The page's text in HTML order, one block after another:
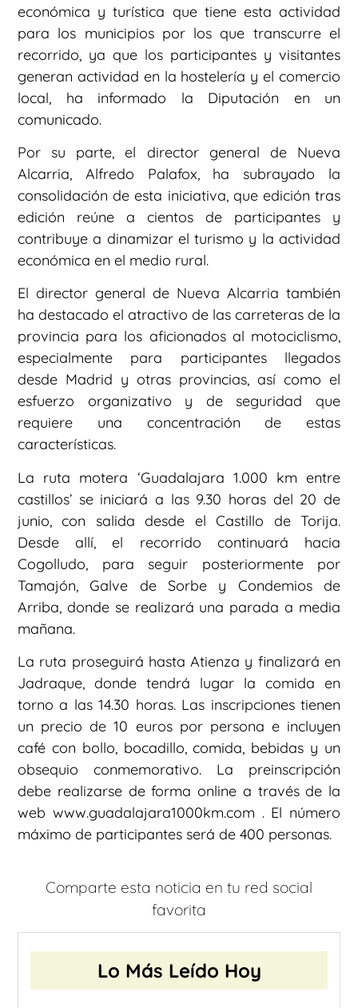
económica y turística que tiene esta actividad
para los municipios por los que transcurre el
recorrido, ya que los participantes y visitantes
generan actividad en la hostelería y el comercio
local, ha informado la Diputación en un
comunicado.
Por su parte, el director general de Nueva
Alcarria, Alfredo Palafox, ha subrayado la
consolidación de esta iniciativa, que edición tras
edición reúne a cientos de participantes y
contribuye a dinamizar el turismo y la actividad
económica en el medio rural.
El director general de Nueva Alcarria también
ha destacado el atractivo de las carreteras de la
provincia para los aficionados al motociclismo,
especialmente para participantes llegados
desde Madrid y otras provincias, así como el
esfuerzo organizativo y de seguridad que
requiere una concentración de estas
características.
La ruta motera ‘Guadalajara 1.000 km entre
castillos’ se iniciará a las 9.30 horas del 20 de
junio, con salida desde el Castillo de Torija.
Desde allí, el recorrido continuará hacia
Cogolludo, para seguir posteriormente por
Tamajón, Galve de Sorbe y Condemios de
Arriba, donde se realizará una parada a media
mañana.
La ruta proseguirá hasta Atienza y finalizará en
Jadraque, donde tendrá lugar la comida en
torno a las 14.30 horas. Las inscripciones tienen
un precio de 10 euros por persona e incluyen
café con bollo, bocadillo, comida, bebidas y un
obsequio conmemorativo. La preinscripción
debe realizarse de forma online a través de la
web www.guadalajara1000km.com . El número
máximo de participantes será de 400 personas.
Comparte esta noticia en tu red social
favorita
Lo Más Leído Hoy